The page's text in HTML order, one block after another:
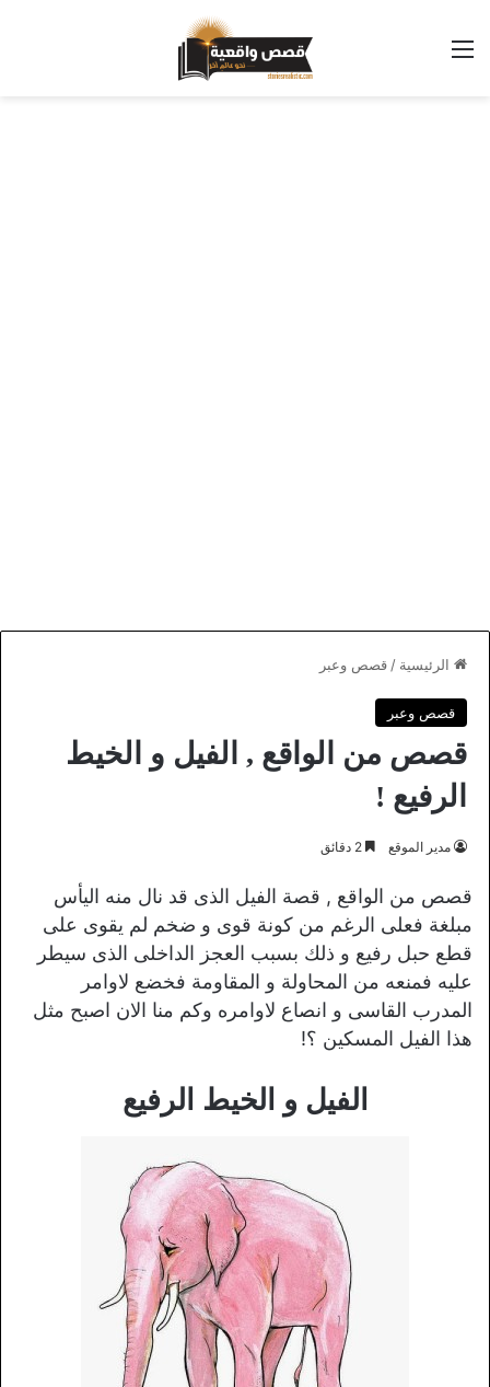
القائمة
الرئيسية / قصص وعبر
قصص وعبر
قصص من الواقع , الفيل و الخيط
الرفيع !
مدير الموقع
قصص من الواقع , قصة الفيل الذى قد نال منه اليأس
مبلغة فعلى الرغم من كونة قوى و ضخم لم يقوى على
قطع حبل رفيع و ذلك بسبب العجز الداخلى الذى سيطر
عليه فمنعه من المحاولة و المقاومة فخضع لاوامر
المدرب القاسى و انصاع لاوامره وكم منا الان اصبح مثل
هذا الفيل المسكين ؟!
الفيل و الخيط الرفيع